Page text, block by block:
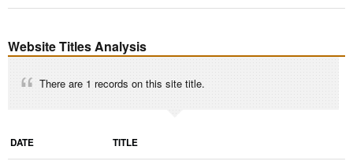
Website Titles Analysis
There are 1 records on this site title.
DATE TITLE